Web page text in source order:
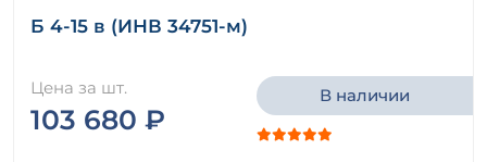
Б 4-15 в (ИНВ 34751-м)
Цена за шт.
103 680 ₽
В наличии